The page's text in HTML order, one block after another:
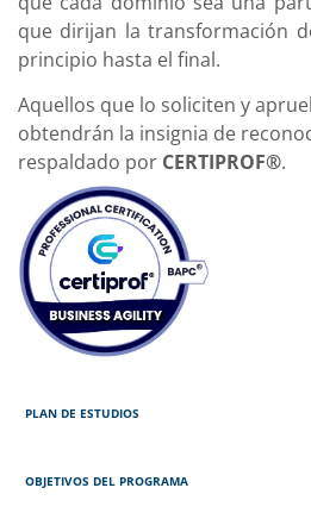
que dirijan la transformación
principio hasta el final.
Aquellos que lo soliciten y
obtendrán la insignia de
respaldado por CERTIPROF®.
PLAN DE ESTUDIOS
OBJETIVOS DEL PROGRAMA